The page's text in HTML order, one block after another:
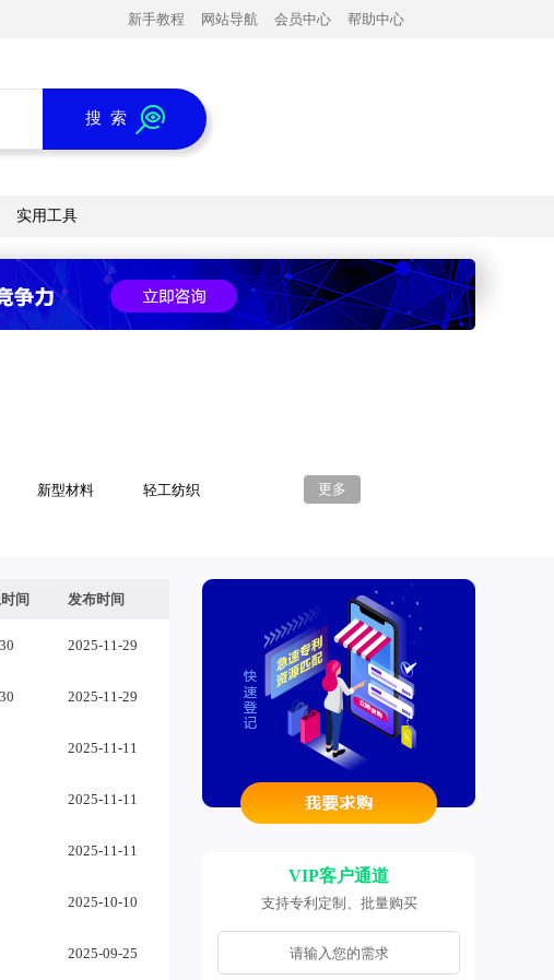
新手教程 网站导航 会员中心 帮助中心
搜 索
实用工具
新型材料 轻工纺织 更多
间 发布时间
2025-11-29
2025-11-29
2025-11-11
2025-11-11
2025-11-11
2025-10-10
2025-09-25
VIP客户通道
支持专利定制、批量购买